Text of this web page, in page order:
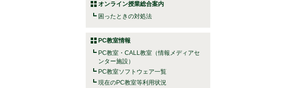
オンライン授業総合案内
困ったときの対処法
PC教室情報
PC教室・CALL教室（情報メディアセ
ンター施設）
PC教室ソフトウェア一覧
現在のPC教室等利用状況